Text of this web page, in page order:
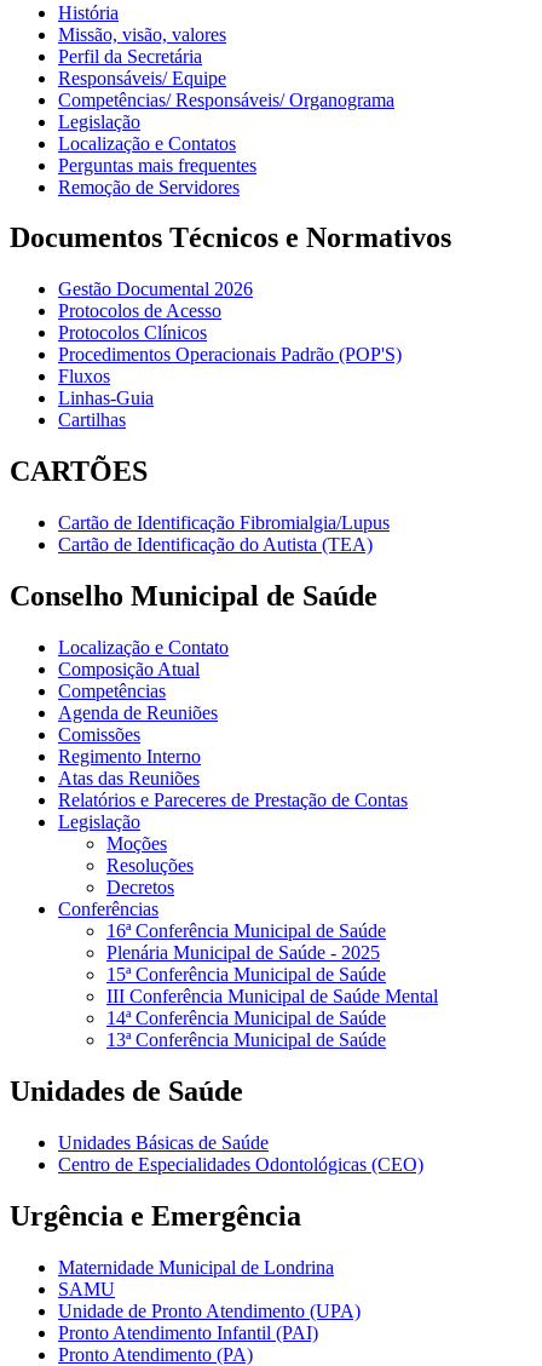
História
Missão, visão, valores
Perfil da Secretária
Responsáveis/ Equipe
Competências/ Responsáveis/ Organograma
Legislação
Localização e Contatos
Perguntas mais frequentes
Remoção de Servidores
Documentos Técnicos e Normativos
Gestão Documental 2026
Protocolos de Acesso
Protocolos Clínicos
Procedimentos Operacionais Padrão (POP'S)
Fluxos
Linhas-Guia
Cartilhas
CARTÕES
Cartão de Identificação Fibromialgia/Lupus
Cartão de Identificação do Autista (TEA)
Conselho Municipal de Saúde
Localização e Contato
Composição Atual
Competências
Agenda de Reuniões
Comissões
Regimento Interno
Atas das Reuniões
Relatórios e Pareceres de Prestação de Contas
Legislação
Moções
Resoluções
Decretos
Conferências
16ª Conferência Municipal de Saúde
Plenária Municipal de Saúde - 2025
15ª Conferência Municipal de Saúde
III Conferência Municipal de Saúde Mental
14ª Conferência Municipal de Saúde
13ª Conferência Municipal de Saúde
Unidades de Saúde
Unidades Básicas de Saúde
Centro de Especialidades Odontológicas (CEO)
Urgência e Emergência
Maternidade Municipal de Londrina
SAMU
Unidade de Pronto Atendimento (UPA)
Pronto Atendimento Infantil (PAI)
Pronto Atendimento (PA)